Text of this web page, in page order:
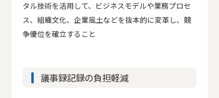
タル技術を活用して、ビジネスモデルや業務プロセ
ス、組織文化、企業風土などを抜本的に変革し、競
争優位を確立すること
議事録記録の負担軽減